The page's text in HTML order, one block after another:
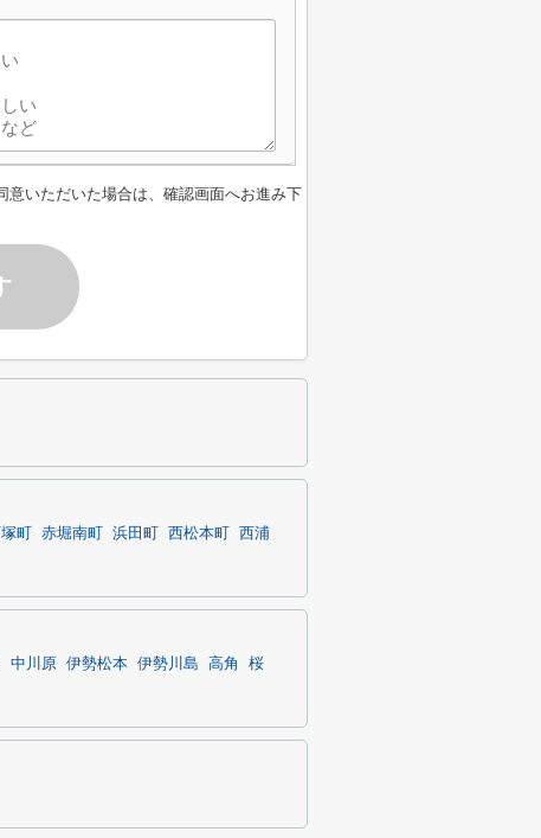
意いただいた場合は、確認画面へお進み下
町 赤堀南町 浜田町 西松本町
西浦
中川原 伊勢松本 伊勢川島 高角
桜